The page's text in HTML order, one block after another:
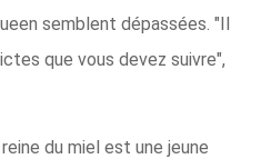
semblent dépassées. "Il
que vous devez suivre",
du miel est une jeune